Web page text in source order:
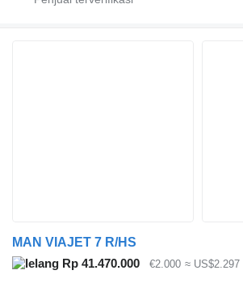
MAN VIAJET 7 R/HS
Rp 41.470.000
€2.000 ≈ US$2.297